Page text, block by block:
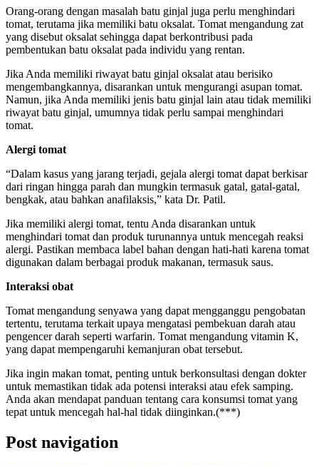
Orang-orang dengan masalah batu ginjal juga perlu menghindari
tomat, terutama jika memiliki batu oksalat. Tomat mengandung zat
yang disebut oksalat sehingga dapat berkontribusi pada
pembentukan batu oksalat pada individu yang rentan.
Jika Anda memiliki riwayat batu ginjal oksalat atau berisiko
mengembangkannya, disarankan untuk mengurangi asupan tomat.
Namun, jika Anda memiliki jenis batu ginjal lain atau tidak memiliki
riwayat batu ginjal, umumnya tidak perlu sampai menghindari
tomat.
Alergi tomat
“Dalam kasus yang jarang terjadi, gejala alergi tomat dapat berkisar
dari ringan hingga parah dan mungkin termasuk gatal, gatal-gatal,
bengkak, atau bahkan anafilaksis,” kata Dr. Patil.
Jika memiliki alergi tomat, tentu Anda disarankan untuk
menghindari tomat dan produk turunannya untuk mencegah reaksi
alergi. Pastikan membaca label bahan dengan hati-hati karena tomat
digunakan dalam berbagai produk makanan, termasuk saus.
Interaksi obat
Tomat mengandung senyawa yang dapat mengganggu pengobatan
tertentu, terutama terkait upaya mengatasi pembekuan darah atau
pengencer darah seperti warfarin. Tomat mengandung vitamin K,
yang dapat mempengaruhi kemanjuran obat tersebut.
Jika ingin makan tomat, penting untuk berkonsultasi dengan dokter
untuk memastikan tidak ada potensi interaksi atau efek samping.
Anda akan mendapat panduan tentang cara konsumsi tomat yang
tepat untuk mencegah hal-hal tidak diinginkan.(***)
Post navigation